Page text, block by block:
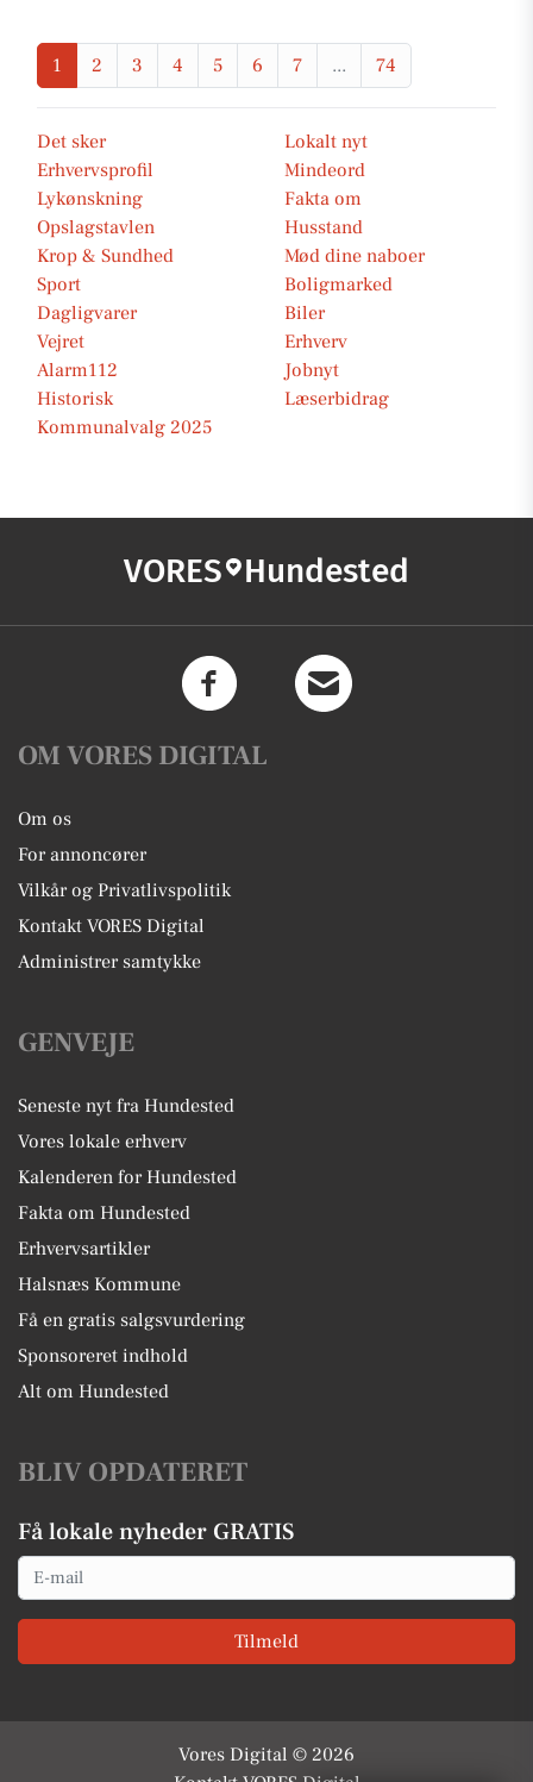
1 2 3 4 5 6 7 ... 74
Det sker
Lokalt nyt
Erhvervsprofil
Mindeord
Lykønskning
Fakta om
Opslagstavlen
Husstand
Krop & Sundhed
Mød dine naboer
Sport
Boligmarked
Dagligvarer
Biler
Vejret
Erhverv
Alarm112
Jobnyt
Historisk
Læserbidrag
Kommunalvalg 2025
VORES Hundested
OM VORES DIGITAL
Om os
For annoncører
Vilkår og Privatlivspolitik
Kontakt VORES Digital
Administrer samtykke
GENVEJE
Seneste nyt fra Hundested
Vores lokale erhverv
Kalenderen for Hundested
Fakta om Hundested
Erhvervsartikler
Halsnæs Kommune
Få en gratis salgsvurdering
Sponsoreret indhold
Alt om Hundested
BLIV OPDATERET
Få lokale nyheder GRATIS
Email
Tilmeld
Vores Digital © 2026